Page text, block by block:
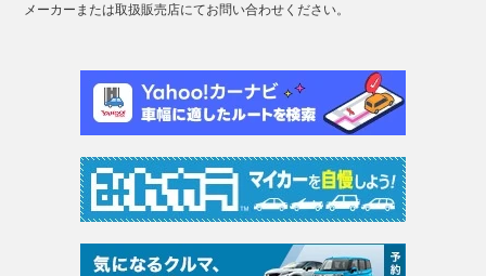
メーカーまたは取扱販売店にてお問い合わせください。